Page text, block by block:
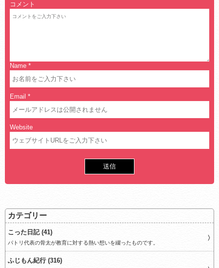
コメント
Name *
Email *
Website
カテゴリー
こった日記 (41)
パトリ代表の骨太が教育に対する熱い想いを綴ったものです。
ふじもん紀行 (316)